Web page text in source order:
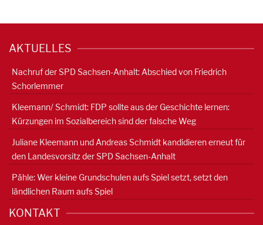
AKTUELLES
Nachruf der SPD Sachsen-Anhalt: Abschied von Friedrich
Schorlemmer
Kleemann/ Schmidt: FDP sollte aus der Geschichte lernen:
Kürzungen im Sozialbereich sind der falsche Weg
Juliane Kleemann und Andreas Schmidt kandidieren erneut für
den Landesvorsitz der SPD Sachsen-Anhalt
Pähle: Wer kleine Grundschulen aufs Spiel setzt, setzt den
ländlichen Raum aufs Spiel
KONTAKT